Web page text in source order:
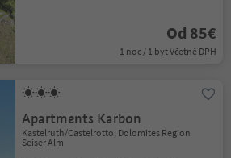
Od 85€
1 noc / 1 byt Včetně DPH
Apartments Karbon
Kastelruth/Castelrotto, Dolomites Region
Seiser Alm